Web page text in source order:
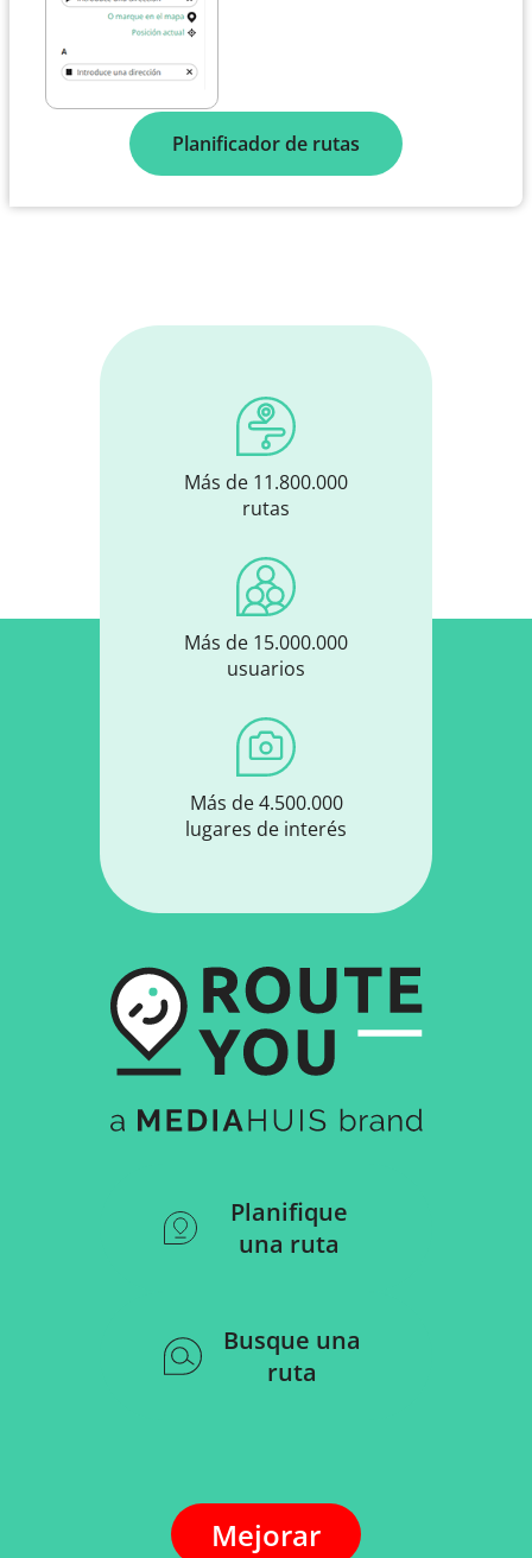
Planificador de rutas
Más de 11.800.000
rutas
Más de 15.000.000
usuarios
Más de 4.500.000
lugares de interés
Planifique
una ruta
Busque una
ruta
Mejorar